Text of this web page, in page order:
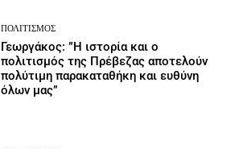
ΠΟΛΙΤΙΣΜΌΣ
Γεωργάκος: ”Η ιστορία και ο
πολιτισμός της Πρέβεζας αποτελούν
πολύτιμη παρακαταθήκη και ευθύνη
όλων μας”